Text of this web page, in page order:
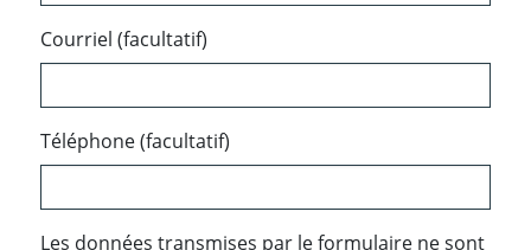
Courriel (facultatif)
Téléphone (facultatif)
Les données transmises par le formulaire ne sont